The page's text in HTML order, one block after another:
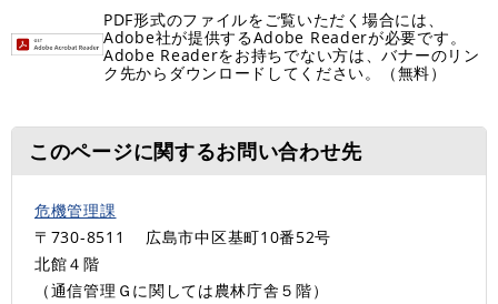
PDF形式のファイルをご覧いただく場合には、
Adobe社が提供するAdobe Readerが必要です。
Adobe Readerをお持ちでない方は、バナーのリン
ク先からダウンロードしてください。（無料）
このページに関するお問い合わせ先
危機管理課
〒730-8511
広島市中区基町10番52号
北館４階
（通信管理Ｇに関しては農林庁舎５階）